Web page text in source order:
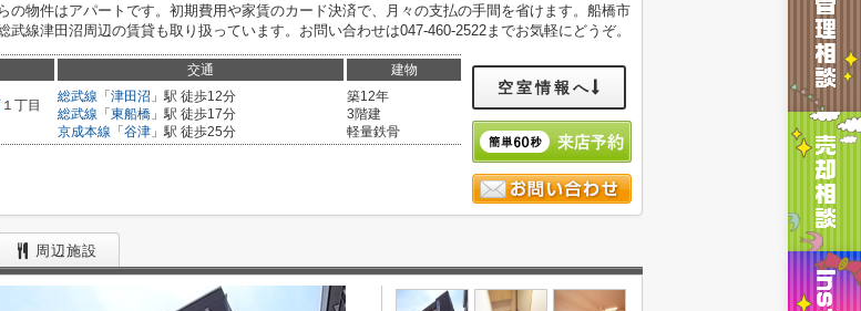
の物件はアパートです。初期費用や家賃のカード決済で、月々の支払の手間を省けます。船橋市
武線津田沼周辺の賃貸も取り扱っています。お問い合わせは047-460-2522までお気軽にどうぞ。
交通 建物
１丁目
総武線 「 津田沼 」駅 徒歩12分
総武線 「 東船橋 」駅 徒歩17分
京成本線 「 谷津 」駅 徒歩25分
築12年
3階建
軽量鉄骨
空室情報へ
周辺施設